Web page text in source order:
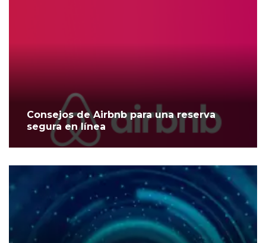
Consejos de Airbnb para una reserva
segura en línea